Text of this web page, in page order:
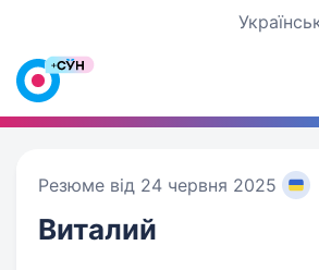
Резюме від 24 червня 2025
Виталий